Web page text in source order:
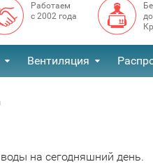
Работаем
с 2002 года
Вентиляция
на сегодняшний день.